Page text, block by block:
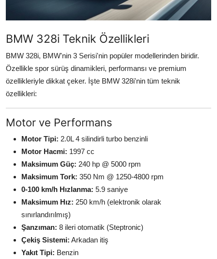
BMW 328i Teknik Özellikleri
BMW 328i, BMW'nin 3 Serisi'nin popüler modellerinden biridir.
Özellikle spor sürüş dinamikleri, performansı ve premium
özellikleriyle dikkat çeker. İşte BMW 328i'nin tüm teknik
özellikleri:
Motor ve Performans
Motor Tipi: 2.0L 4 silindirli turbo benzinli
Motor Hacmi: 1997 cc
Maksimum Güç: 240 hp @ 5000 rpm
Maksimum Tork: 350 Nm @ 1250-4800 rpm
0-100 km/h Hızlanma: 5.9 saniye
Maksimum Hız: 250 km/h (elektronik olarak
sınırlandırılmış)
Şanzıman: 8 ileri otomatik (Steptronic)
Çekiş Sistemi: Arkadan itiş
Yakıt Tipi: Benzin